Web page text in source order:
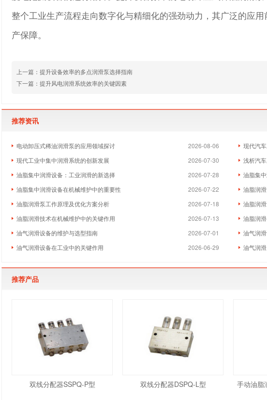
整个工业生产流程走向数字化与精细化的强劲动力，其广泛的应
产保障。
上一篇：提升设备效率的多点润滑泵选择指南
下一篇：提升风电润滑系统效率的关键因素
推荐资讯
2026-08-06
电动卸压式稀油润滑泵的应用领域探讨
现代汽
2026-07-30
现代工业中集中润滑系统的创新发展
浅析汽
2026-07-28
油脂集中润滑设备：工业润滑的新选择
油脂集
2026-07-22
油脂集中润滑设备在机械维护中的重要性
油脂润
2026-07-18
油脂润滑泵工作原理及优化方案分析
油脂润
2026-07-13
油脂润滑技术在机械维护中的关键作用
油脂润
2026-07-01
油气润滑设备的维护与选型指南
油气润
2026-06-29
油气润滑设备在工业中的关键作用 油气润
推荐产品
双线分配器SSPQ-P型 双线分配器DSPQ-L型 手动油脂